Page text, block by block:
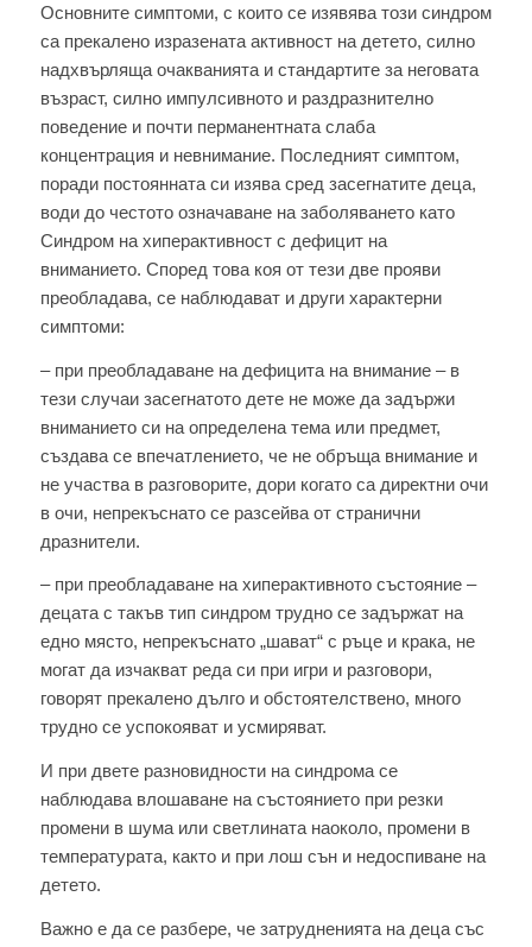
Основните симптоми, с които се изявява този синдром
са прекалено изразената активност на детето, силно
надхвърляща очакванията и стандартите за неговата
възраст, силно импулсивното и раздразнително
поведение и почти перманентната слаба
концентрация и невнимание. Последният симптом,
поради постоянната си изява сред засегнатите деца,
води до честото означаване на заболяването като
Синдром на хиперактивност с дефицит на
вниманието. Според това коя от тези две прояви
преобладава, се наблюдават и други характерни
симптоми:
– при преобладаване на дефицита на внимание – в
тези случаи засегнатото дете не може да задържи
вниманието си на определена тема или предмет,
създава се впечатлението, че не обръща внимание и
не участва в разговорите, дори когато са директни очи
в очи, непрекъснато се разсейва от странични
дразнители.
– при преобладаване на хиперактивното състояние –
децата с такъв тип синдром трудно се задържат на
едно място, непрекъснато „шават“ с ръце и крака, не
могат да изчакват реда си при игри и разговори,
говорят прекалено дълго и обстоятелствено, много
трудно се успокояват и усмиряват.
И при двете разновидности на синдрома се
наблюдава влошаване на състоянието при резки
промени в шума или светлината наоколо, промени в
температурата, както и при лош сън и недоспиване на
детето.
Важно е да се разбере, че затрудненията на деца със